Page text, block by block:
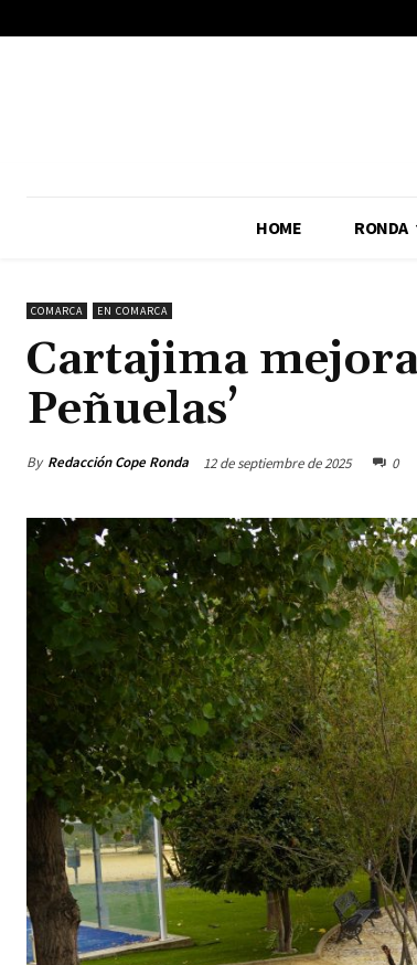
HOME RONDA
COMARCA EN COMARCA
Cartajima mejora
Peñuelas’
By Redacción Cope Ronda 12 de septiembre de 2025 0